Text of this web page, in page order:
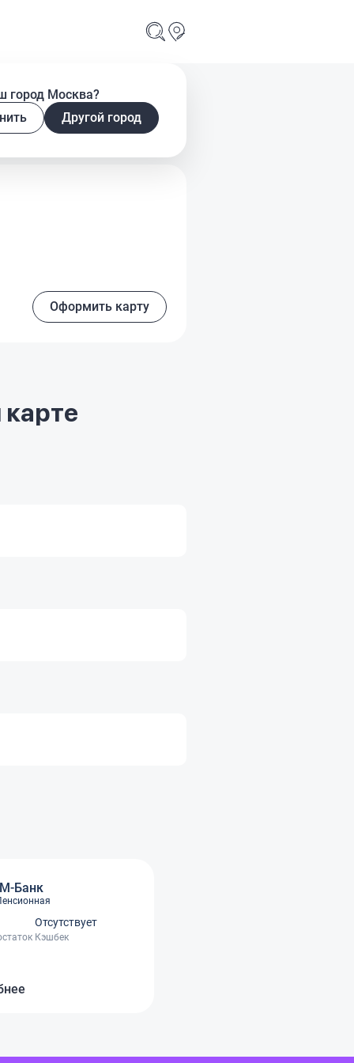
город Москва?
Другой город
Оформить карту
Банк
Отсутствует
Кэшбек